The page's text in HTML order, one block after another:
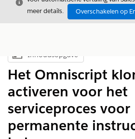
meer details.
Overschakelen op
Inhoudsopgave weergeven
Inhoudsopgave
Het Omniscript
activeren voor het
serviceproces voor
permanente